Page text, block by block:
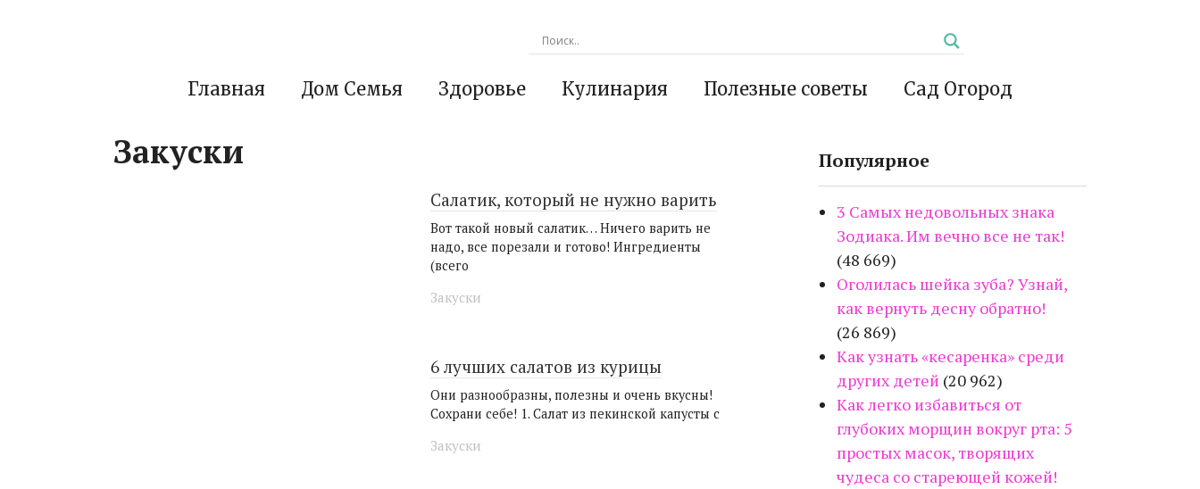
Главная Дом Семья Здоровье Кулинария Полезные советы Сад Огород
Закуски
Салатик, который не нужно варить
Вот такой новый салатик… Ничего варить не
надо, все порезали и готово! Ингредиенты
(всего
Закуски
6 лучших салатов из курицы
Они разнообразны, полезны и очень вкусны!
Сохрани себе! 1. Салат из пекинской капусты с
Закуски
Популярное
3 Самых недовольных знака
Зодиака. Им вечно все не так!
(48 669)
Оголилась шейка зуба? Узнай,
как вернуть десну обратно!
(26 869)
Как узнать «кесаренка» среди
других детей (20 962)
Как легко избавиться от
глубоких морщин вокруг рта: 5
простых масок, творящих
чудеса со стареющей кожей!